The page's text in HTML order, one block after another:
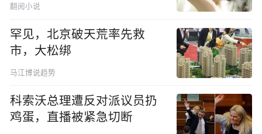
翻阅小说
罕见，北京破天荒率先救
市，大松绑
马江博说趋势
科索沃总理遭反对派议员扔
鸡蛋，直播被紧急切断